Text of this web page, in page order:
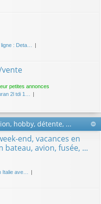
: Deta…
vente
petites annonces
2l tdi 1…
hobby, détente, ...
end, vacances en
avion, fusée, ...
Italie ave…